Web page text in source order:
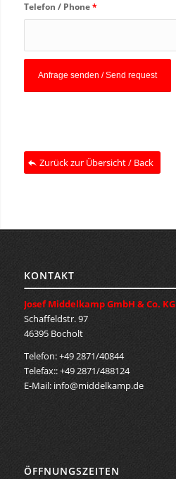
Telefon / Phone*
Zurück zur Übersicht / Back
KONTAKT
Josef Middelkamp GmbH & Co. KG
Schaffeldstr. 97
46395 Bocholt
Telefon: +49 2871/40844
Telefax:: +49 2871/488124
E-Mail: info@middelkamp.de
ÖFFNUNGSZEITEN